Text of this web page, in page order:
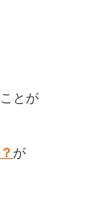
とが
が